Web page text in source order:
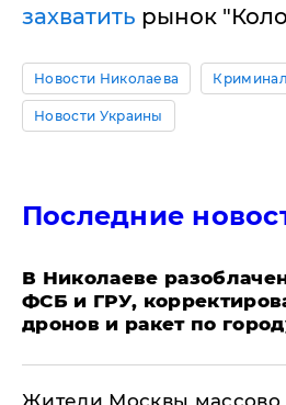
захватить рынок
Новости Николаева Криминал
Новости Украины
Последние
В Николаеве
ФСБ и ГРУ,
дронов и ракет по
Жители Москвы массово